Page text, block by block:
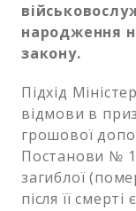
народження
закону.
Підхід
відмови в
грошової
Постанови №
загиблої
після її